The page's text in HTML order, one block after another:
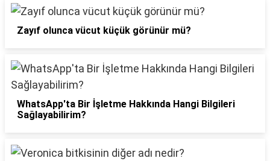
Zayıf olunca vücut küçük görünür mü?
WhatsApp'ta Bir İşletme Hakkında Hangi Bilgileri
Sağlayabilirim?